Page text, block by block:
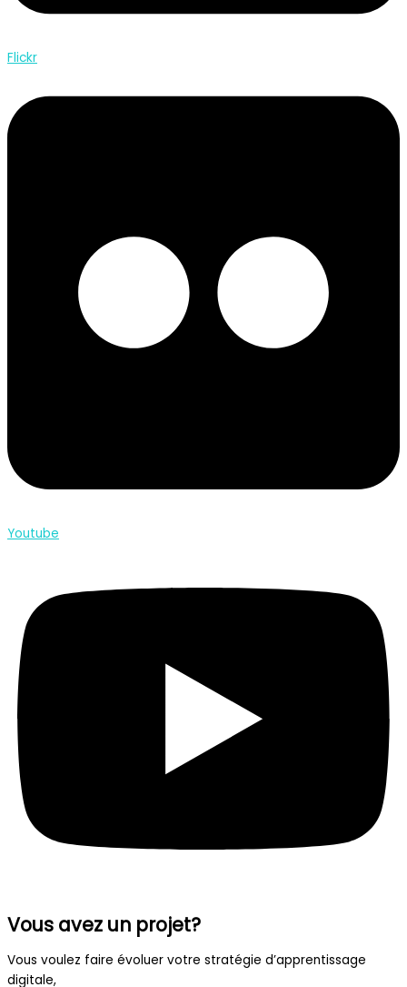
Flickr
Youtube
Vous avez un projet?
Vous voulez faire évoluer votre stratégie d’apprentissage
digitale,